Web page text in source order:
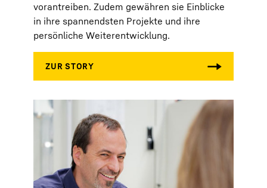
vorantreiben. Zudem gewähren sie Einblicke
in ihre spannendsten Projekte und ihre
persönliche Weiterentwicklung.